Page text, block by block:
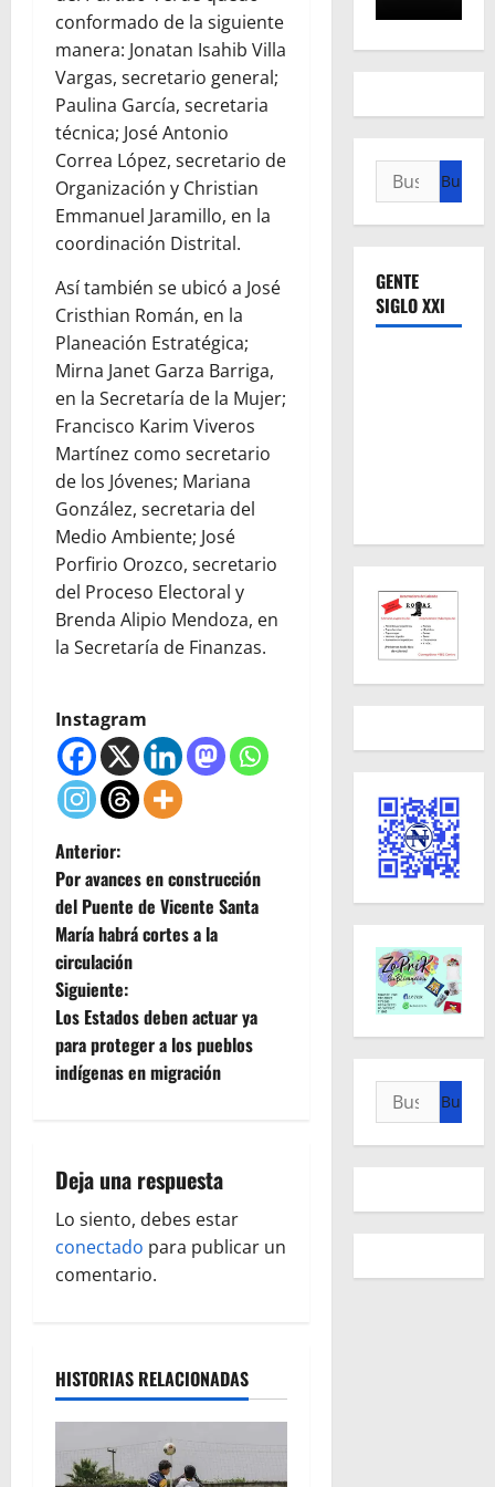
conformado de la siguiente
manera: Jonatan Isahib Villa
Vargas, secretario general;
Paulina García, secretaria
técnica; José Antonio
Correa López, secretario de
Organización y Christian
Emmanuel Jaramillo, en la
coordinación Distrital.
Así también se ubicó a José
Cristhian Román, en la
Planeación Estratégica;
Mirna Janet Garza Barriga,
en la Secretaría de la Mujer;
Francisco Karim Viveros
Martínez como secretario
de los Jóvenes; Mariana
González, secretaria del
Medio Ambiente; José
Porfirio Orozco, secretario
del Proceso Electoral y
Brenda Alipio Mendoza, en
la Secretaría de Finanzas.
Instagram
N
a
v
e
g
a
i
ó
n
e
e
n
Anterior:
Por avances en construcción
del Puente de Vicente Santa
María habrá cortes a la
circulación
Siguiente:
Los Estados deben actuar ya
para proteger a los pueblos
indígenas en migración
Deja una respuesta
Lo siento, debes estar
conectado para publicar un
comentario.
HISTORIAS RELACIONADAS
Buscar:
GENTE
SIGLO XXI
Buscar: